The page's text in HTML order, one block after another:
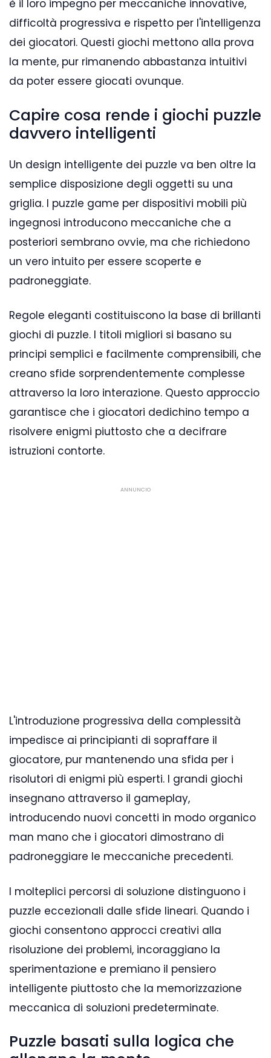
è il loro impegno per meccaniche innovative,
difficoltà progressiva e rispetto per l'intelligenza
dei giocatori. Questi giochi mettono alla prova
la mente, pur rimanendo abbastanza intuitivi
da poter essere giocati ovunque.
Capire cosa rende i giochi puzzle
davvero intelligenti
Un design intelligente dei puzzle va ben oltre la
semplice disposizione degli oggetti su una
griglia. I puzzle game per dispositivi mobili più
ingegnosi introducono meccaniche che a
posteriori sembrano ovvie, ma che richiedono
un vero intuito per essere scoperte e
padroneggiate.
Regole eleganti costituiscono la base di brillanti
giochi di puzzle. I titoli migliori si basano su
principi semplici e facilmente comprensibili, che
creano sfide sorprendentemente complesse
attraverso la loro interazione. Questo approccio
garantisce che i giocatori dedichino tempo a
risolvere enigmi piuttosto che a decifrare
istruzioni contorte.
ANNUNCIO
L'introduzione progressiva della complessità
impedisce ai principianti di sopraffare il
giocatore, pur mantenendo una sfida per i
risolutori di enigmi più esperti. I grandi giochi
insegnano attraverso il gameplay,
introducendo nuovi concetti in modo organico
man mano che i giocatori dimostrano di
padroneggiare le meccaniche precedenti.
I molteplici percorsi di soluzione distinguono i
puzzle eccezionali dalle sfide lineari. Quando i
giochi consentono approcci creativi alla
risoluzione dei problemi, incoraggiano la
sperimentazione e premiano il pensiero
intelligente piuttosto che la memorizzazione
meccanica di soluzioni predeterminate.
Puzzle basati sulla logica che